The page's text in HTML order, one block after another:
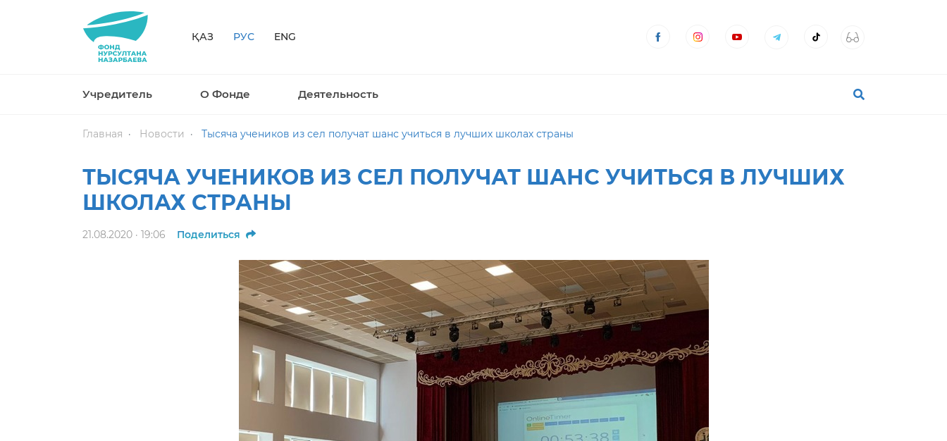
ҚАЗ РУС ENG
Учредитель О Фонде Деятельность
Главная Новости Тысяча учеников из сел получат шанс учиться в лучших школах страны
ТЫСЯЧА УЧЕНИКОВ ИЗ СЕЛ ПОЛУЧАТ ШАНС УЧИТЬСЯ В ЛУЧШИХ
ШКОЛАХ СТРАНЫ
21.08.2020 · 19:06 Поделиться